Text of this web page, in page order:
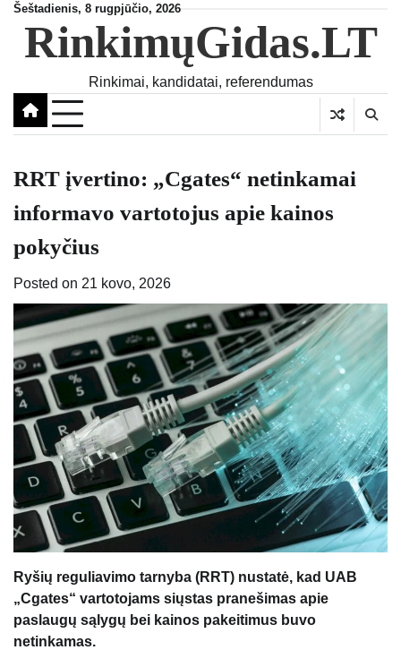
Skip
content
Šeštadienis, 8 rugpjūčio, 2026
RinkimųGidas.LT
Rinkimai, kandidatai, referendumas
RRT įvertino: „Cgates“ netinkamai
informavo vartotojus apie kainos
pokyčius
Posted on 21 kovo, 2026
Ryšių reguliavimo tarnyba (RRT) nustatė, kad UAB
„Cgates“ vartotojams siųstas pranešimas apie
paslaugų sąlygų bei kainos pakeitimus buvo
netinkamas.